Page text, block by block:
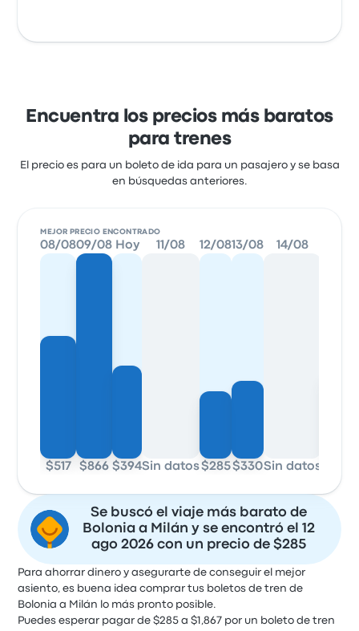
Encuentra los precios más baratos
para trenes
El precio es para un boleto de ida para un pasajero y se basa
en búsquedas anteriores.
MEJOR PRECIO ENCONTRADO
08/08
$517
09/08
$866
Hoy
$394
11/08
Sin datos
12/08
$285
13/08
$330
14/08
Sin datos
Se buscó el viaje más barato de
Bolonia a Milán y se encontró el 12
ago 2026 con un precio de $285
Para ahorrar dinero y asegurarte de conseguir el mejor
asiento, es buena idea comprar tus boletos de tren de
Bolonia a Milán lo más pronto posible.
Puedes esperar pagar de $285 a $1,867 por un boleto de tren